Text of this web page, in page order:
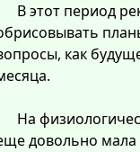
В этот период
как
На
довольно мала